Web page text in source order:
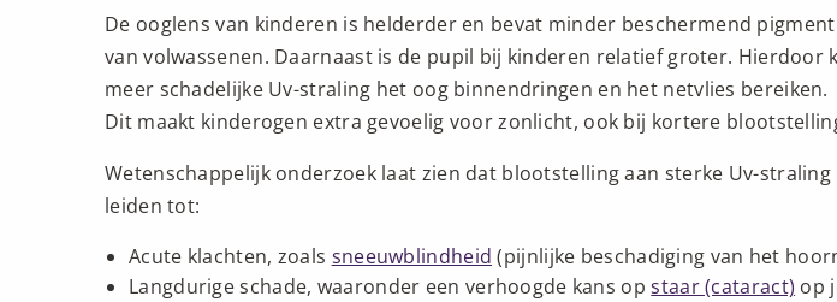
De ooglens van kinderen is helderder en bevat minder beschermend
van volwassenen. Daarnaast is de pupil bij kinderen relatief groter. Hierdoor
meer schadelijke Uv-straling het oog binnendringen en het netvlies bereiken.
Dit maakt kinderogen extra gevoelig voor zonlicht, ook bij kortere
Wetenschappelijk onderzoek laat zien dat blootstelling aan sterke Uv-straling
leiden tot:
Acute klachten, zoals sneeuwblindheid (pijnlijke beschadiging van het
Langdurige schade, waaronder een verhoogde kans opstaar (cataract) op